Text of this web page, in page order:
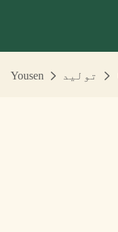
Yousen تولید